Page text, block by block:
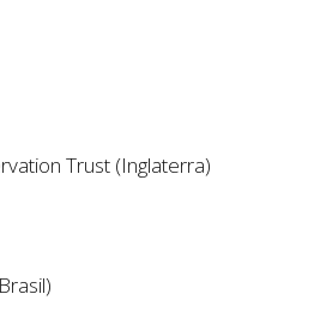
Trust (Inglaterra)